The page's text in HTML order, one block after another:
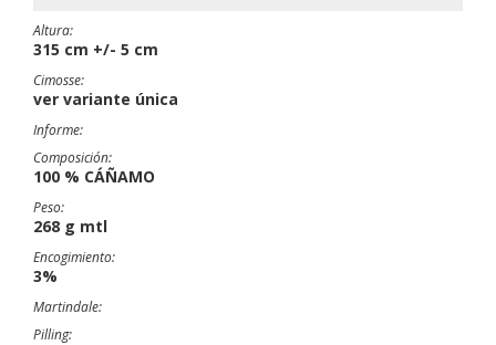
Altura:
315 cm +/- 5 cm
Cimosse:
ver variante única
Informe:
Composición:
100 % CÁÑAMO
Peso:
268 g mtl
Encogimiento:
3%
Martindale:
Pilling: